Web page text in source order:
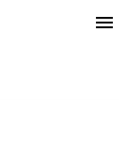
menu